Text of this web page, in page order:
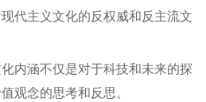
代主义文化的反权威和反主流文
内涵不仅是对于科技和未来的探
观念的思考和反思。